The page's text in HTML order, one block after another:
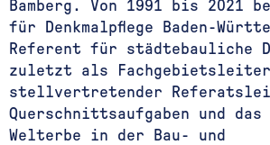
Bamberg. Von 1991 bis 2021
für Denkmalpflege Baden-
Referent für städtebauliche
zuletzt als Fachgebietsleiter
stellvertretender
Querschnittsaufgaben und das
Welterbe in der Bau- und